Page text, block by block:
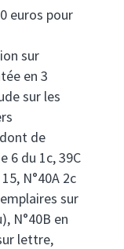
euros pour
sur
en 3
sur les
de
6 du 1c, 39C
N°40A 2c
sur
N°40B en
lettre,